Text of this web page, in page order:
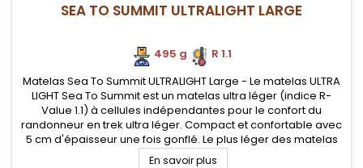
SEA TO SUMMIT ULTRALIGHT LARGE
495 g
R 1.1
Matelas Sea To Summit ULTRALIGHT Large - Le matelas ULTRA
LIGHT Sea To Summit est un matelas ultra léger (indice R-
Value 1.1) à cellules indépendantes pour le confort du
randonneur en trek ultra léger. Compact et confortable avec
5 cm d'épaisseur une fois gonflé. Le plus léger des matelas
Sea To Summit
En savoir plus